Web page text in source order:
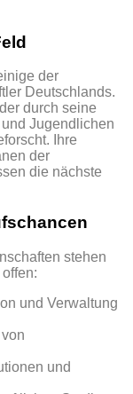
der
Deutschlands.
durch seine
Jugendlichen
Ihre
der
die nächste
stehen
und Verwaltung
und